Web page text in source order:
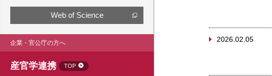
Web of Science
企業・官公庁の方へ
産官学連携 TOP
2026.02.05